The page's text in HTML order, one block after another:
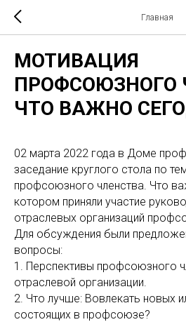
Главная
МОТИВАЦИЯ
ПРОФСОЮЗНОГО
ЧТО ВАЖНО
02 марта 2022 года в Доме
заседание круглого стола по
профсоюзного членства. Что
котором приняли участие
отраслевых организаций
Для обсуждения были
вопросы:
1. Перспективы профсоюзного
отраслевой организации.
2. Что лучше: Вовлекать новых
состоящих в профсоюзе?